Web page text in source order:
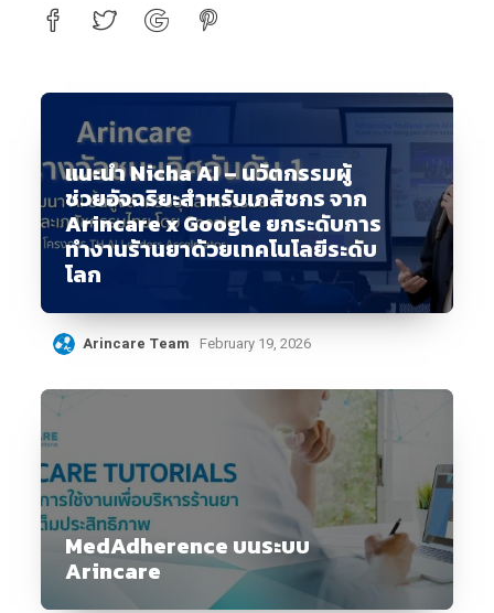
แนะนำ Nicha AI – นวัตกรรมผู้
ช่วยอัจฉริยะสำหรับเภสัชกร จาก
Arincare x Google ยกระดับการ
ทำงานร้านยาด้วยเทคโนโลยีระดับ
โลก
Arincare Team February 19, 2026
MedAdherence บนระบบ
Arincare